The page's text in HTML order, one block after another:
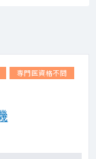
専門医資格不問